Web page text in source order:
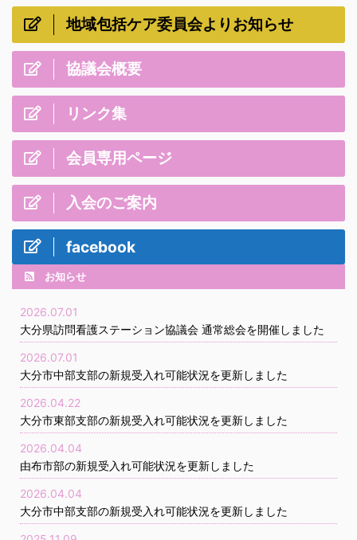
地域包括ケア委員会よりお知らせ
協議会概要
リンク集
会員専用ページ
入会のご案内
facebook
お知らせ
2026.07.01
大分県訪問看護ステーション協議会 通常総会を開催しました
2026.07.01
大分市中部支部の新規受入れ可能状況を更新しました
2026.04.22
大分市東部支部の新規受入れ可能状況を更新しました
2026.04.04
由布市部の新規受入れ可能状況を更新しました
2026.04.04
大分市中部支部の新規受入れ可能状況を更新しました